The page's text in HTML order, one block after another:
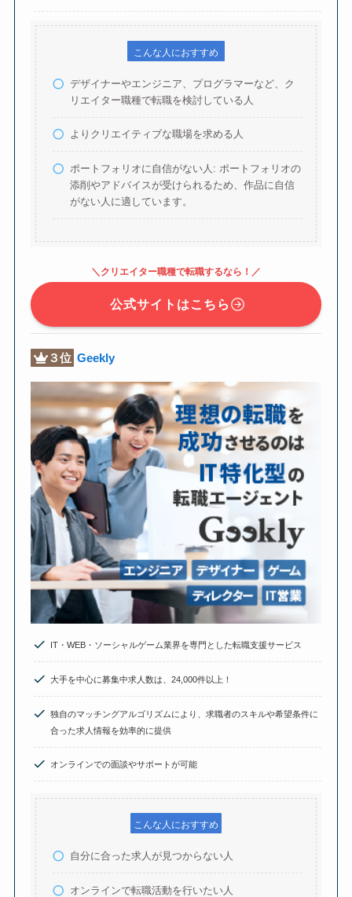
こんな人におすすめ
デザイナーやエンジニア、プログラマーなど、ク
リエイター職種で転職を検討している人
よりクリエイティブな職場を求める人
ポートフォリオに自信がない人: ポートフォリオの
添削やアドバイスが受けられるため、作品に自信
がない人に適しています。
＼クリエイター職種で転職するなら！／
公式サイトはこちら
３位 Geekly
IT・WEB・ソーシャルゲーム業界を専門とした転職支援サービス
大手を中心に募集中求人数は、24,000件以上！
独自のマッチングアルゴリズムにより、求職者のスキルや希望条件に
合った求人情報を効率的に提供
オンラインでの面談やサポートが可能
こんな人におすすめ
自分に合った求人が見つからない人
オンラインで転職活動を行いたい人